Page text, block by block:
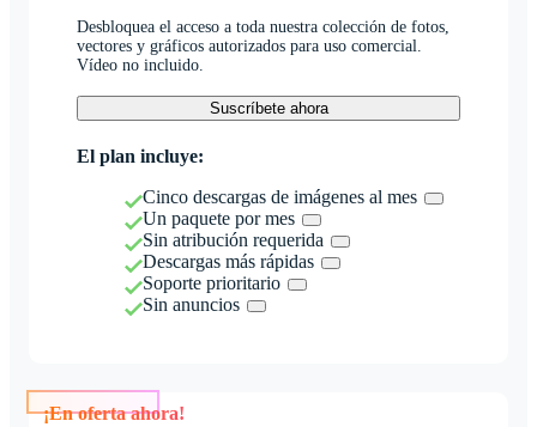
Desbloquea el acceso a toda nuestra colección de fotos,
vectores y gráficos autorizados para uso comercial.
Vídeo no incluido.
Suscríbete ahora
El plan incluye:
Cinco descargas de imágenes al mes
Un paquete por mes
Sin atribución requerida
Descargas más rápidas
Soporte prioritario
Sin anuncios